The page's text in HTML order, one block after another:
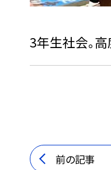
3年生社会。
前の記事